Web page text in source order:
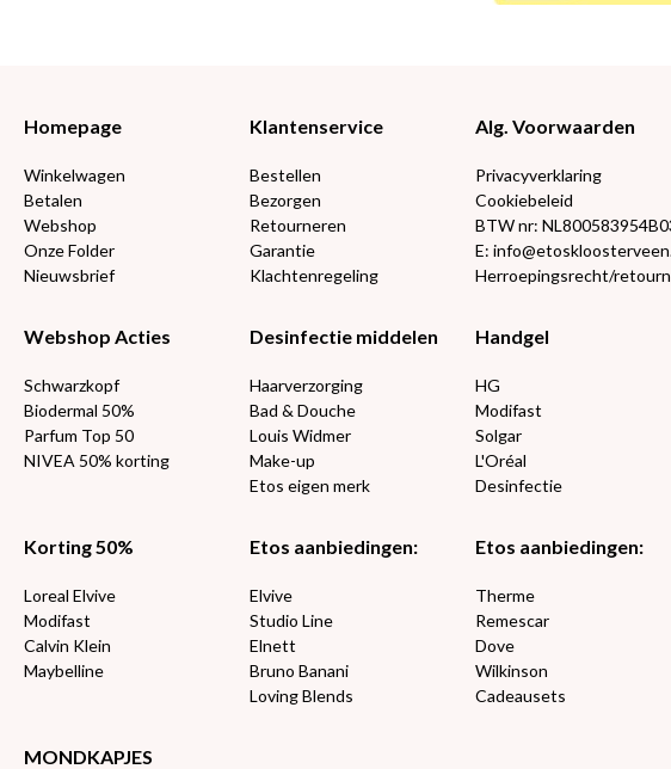
Homepage
Winkelwagen
Betalen
Webshop
Onze Folder
Nieuwsbrief
Klantenservice
Bestellen
Bezorgen
Retourneren
Garantie
Klachtenregeling
Alg. Voorwaarden
Privacyverklaring
Cookiebeleid
BTW nr:
E:
Herroepingsrecht/
Webshop Acties
Schwarzkopf
Biodermal 50%
Parfum Top 50
NIVEA 50% korting
Desinfectie middelen
Haarverzorging
Bad & Douche
Louis Widmer
Make-up
Etos eigen merk
Handgel
HG
Modifast
Solgar
L'Oréal
Desinfectie
Korting 50%
Loreal Elvive
Modifast
Calvin Klein
Maybelline
Etos aanbiedingen:
Elvive
Studio Line
Elnett
Bruno Banani
Loving Blends
Etos aanbiedingen:
Therme
Remescar
Dove
Wilkinson
Cadeausets
MONDKAPJES